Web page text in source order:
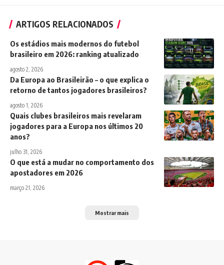
ARTIGOS RELACIONADOS
Os estádios mais modernos do futebol
brasileiro em 2026: ranking atualizado
agosto 2, 2026
Da Europa ao Brasileirão – o que explica o
retorno de tantos jogadores brasileiros?
agosto 1, 2026
Quais clubes brasileiros mais revelaram
jogadores para a Europa nos últimos 20
anos?
julho 31, 2026
O que está a mudar no comportamento dos
apostadores em 2026
março 21, 2026
Mostrar mais